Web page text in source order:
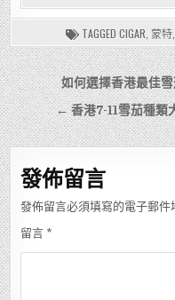
TAGGED CIGAR 蒙特
文
章
導
覽
如何選擇香港最佳
← 香港7-11雪茄種類
發佈留言
發佈留言必須填寫的電子郵件
留言 *